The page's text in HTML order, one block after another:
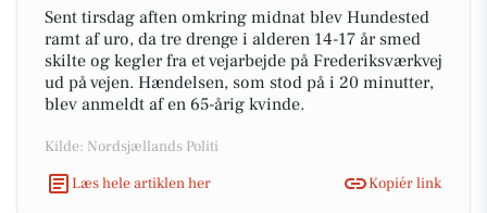
Sent tirsdag aften omkring midnat blev Hundested
ramt af uro, da tre drenge i alderen 14-17 år smed
skilte og kegler fra et vejarbejde på Frederiksværkvej
ud på vejen. Hændelsen, som stod på i 20 minutter,
blev anmeldt af en 65-årig kvinde.
Kilde: Nordsjællands Politi
Læs hele artiklen her
Kopiér link